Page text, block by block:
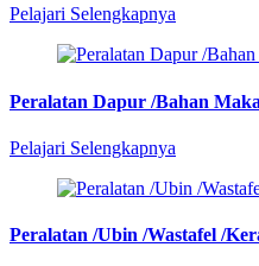
Pelajari Selengkapnya
Peralatan Dapur /Bahan
Pelajari Selengkapnya
Peralatan /Ubin /Wastafel /